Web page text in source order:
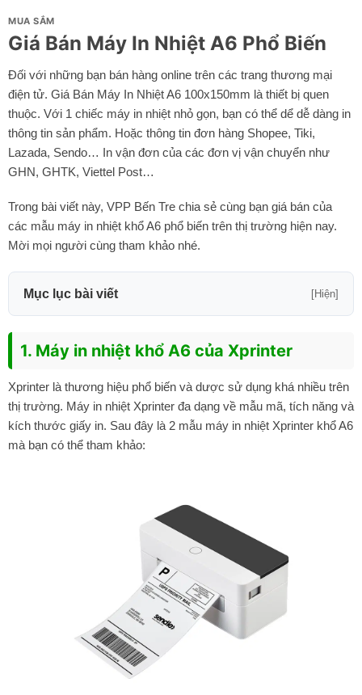
MUA SẮM
Giá Bán Máy In Nhiệt A6 Phổ Biến
Đối với những bạn bán hàng online trên các trang thương mại
điện tử. Giá Bán Máy In Nhiệt A6 100x150mm là thiết bị quen
thuộc. Với 1 chiếc máy in nhiệt nhỏ gọn, bạn có thể dể dễ dàng in
thông tin sản phẩm. Hoặc thông tin đơn hàng Shopee, Tiki,
Lazada, Sendo… In vận đơn của các đơn vị vận chuyển như
GHN, GHTK, Viettel Post…
Trong bài viết này, VPP Bến Tre chia sẻ cùng bạn giá bán của
các mẫu máy in nhiệt khổ A6 phổ biến trên thị trường hiện nay.
Mời mọi người cùng tham khảo nhé.
Mục lục bài viết [Hiện]
1. Máy in nhiệt khổ A6 của Xprinter
Xprinter là thương hiệu phổ biến và dược sử dụng khá nhiều trên
thị trường. Máy in nhiệt Xprinter đa dạng về mẫu mã, tích năng và
kích thước giấy in. Sau đây là 2 mẫu máy in nhiệt Xprinter khổ A6
mà bạn có thể tham khảo: